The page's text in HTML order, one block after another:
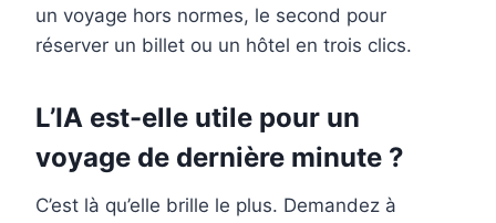
un voyage hors normes, le second pour
réserver un billet ou un hôtel en trois clics.
L’IA est-elle utile pour un
voyage de dernière minute ?
C’est là qu’elle brille le plus. Demandez à